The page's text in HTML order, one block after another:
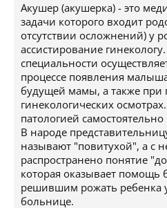
Акушер (акушерка) - это
задачи которого входит
отсутствии осложнений) у
ассистирование
специальности
процессе появления
будущей мамы, а также при
гинекологических
патологией
В народе
называют "повитухой", а с
распространено понятие
которая оказывает
решившим рожать ребенка
больнице.